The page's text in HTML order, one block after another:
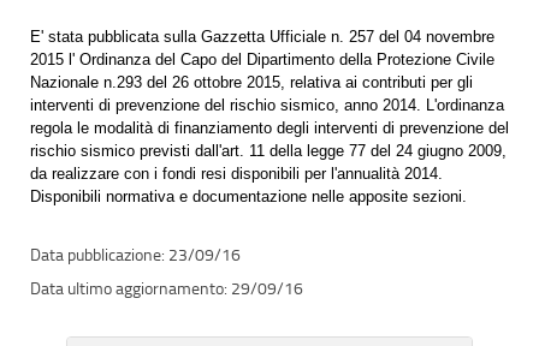
E' stata pubblicata sulla Gazzetta Ufficiale n. 257 del 04 novembre
2015 l' Ordinanza del Capo del Dipartimento della Protezione Civile
Nazionale n.293 del 26 ottobre 2015, relativa ai contributi per gli
interventi di prevenzione del rischio sismico, anno 2014. L'ordinanza
regola le modalità di finanziamento degli interventi di prevenzione del
rischio sismico previsti dall'art. 11 della legge 77 del 24 giugno 2009,
da realizzare con i fondi resi disponibili per l'annualità 2014.
Disponibili normativa e documentazione nelle apposite sezioni.
23/09/16
29/09/16